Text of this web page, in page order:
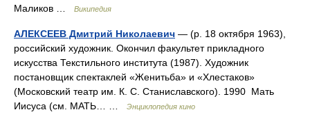
Маликов …
Википедия
АЛЕКСЕЕВ Дмитрий Николаевич — (р. 18 октября 1963),
российский художник. Окончил факультет прикладного
искусства Текстильного института (1987). Художник
постановщик спектаклей «Женитьба» и «Хлестаков»
(Московский театр им. К. С. Станиславского). 1990 Мать
Иисуса (см. МАТЬ… …
Энциклопедия кино